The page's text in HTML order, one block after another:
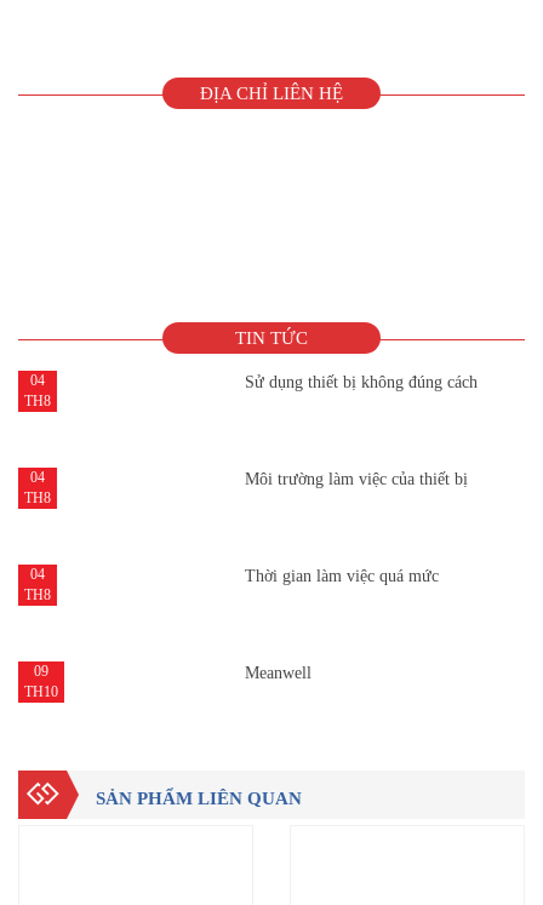
ĐỊA CHỈ LIÊN HỆ
TIN TỨC
04
TH8
Sử dụng thiết bị không đúng cách
04
TH8
Môi trường làm việc của thiết bị
04
TH8
Thời gian làm việc quá mức
09
TH10
Meanwell
SẢN PHẨM LIÊN QUAN